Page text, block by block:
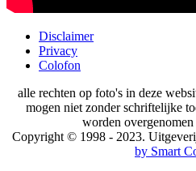
Disclaimer
Privacy
Colofon
alle rechten op foto's in deze
mogen niet zonder schriftelijke
worden
Copyright © 1998 - 2023.
by Smart